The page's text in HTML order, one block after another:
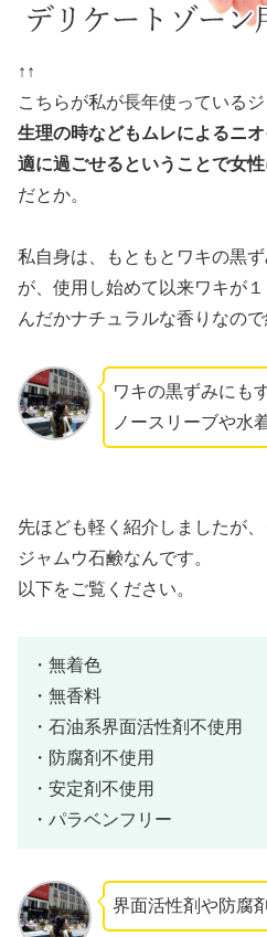
↑↑
こちらが私が長年使っている
生理の時などもムレによるニ
適に過ごせるということで女
だとか。
私自身は、もともとワキの黒
が、使用し始めて以来ワキが
んだかナチュラルな香りなの
ワキの黒ずみにも
ノースリーブや水
先ほども軽く紹介しましたが
ジャムウ石鹸なんです。
以下をご覧ください。
・無着色
・無香料
・石油系界面活性剤不使用
・防腐剤不使用
・安定剤不使用
・パラベンフリー
界面活性剤や防腐